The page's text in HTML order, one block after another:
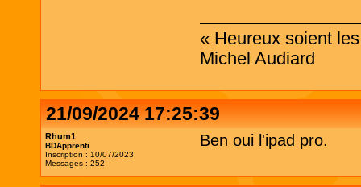
« Heureux soient
Michel Audiard
21/09/2024 17:25:39
Rhum1
BDApprenti
Inscription : 10/07/2023
Messages : 252
Ben oui l'ipad pro.